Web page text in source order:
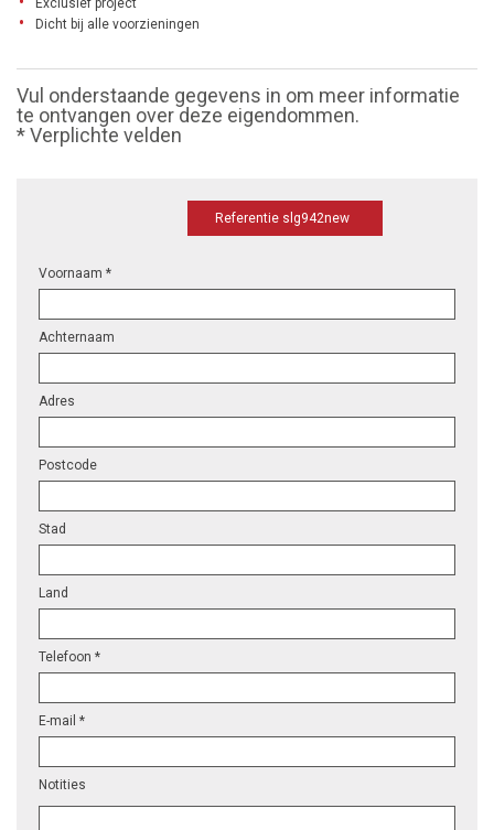
Dicht bij alle voorzieningen
Vul onderstaande gegevens in om meer informatie
te ontvangen over deze eigendommen.
* Verplichte velden
Referentie slg942new
Voornaam *
Achternaam
Adres
Postcode
Stad
Land
Telefoon *
E-mail *
Notities